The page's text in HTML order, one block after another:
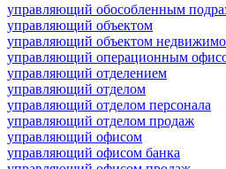
управляющий обособленным
управляющий объектом
управляющий объектом
управляющий операционным
управляющий отделением
управляющий отделом
управляющий отделом персонала
управляющий отделом продаж
управляющий офисом
управляющий офисом банка